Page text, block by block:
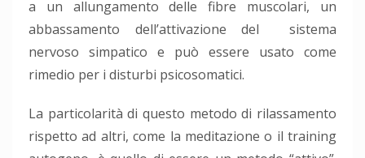
a un allungamento delle fibre muscolari, un
abbassamento dell’attivazione del sistema
nervoso simpatico e può essere usato come
rimedio per i disturbi psicosomatici.
La particolarità di questo metodo di rilassamento
rispetto ad altri, come la meditazione o il training